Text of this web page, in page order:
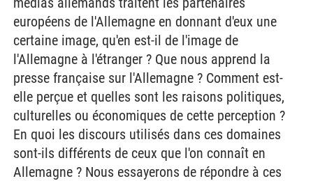
européens de l'Allemagne en donnant d'eux une
certaine image, qu'en est-il de l'image de
l'Allemagne à l'étranger ? Que nous apprend la
presse française sur l'Allemagne ? Comment est-
elle perçue et quelles sont les raisons politiques,
culturelles ou économiques de cette perception ?
En quoi les discours utilisés dans ces domaines
sont-ils différents de ceux que l'on connaît en
Allemagne ? Nous essayerons de répondre à ces